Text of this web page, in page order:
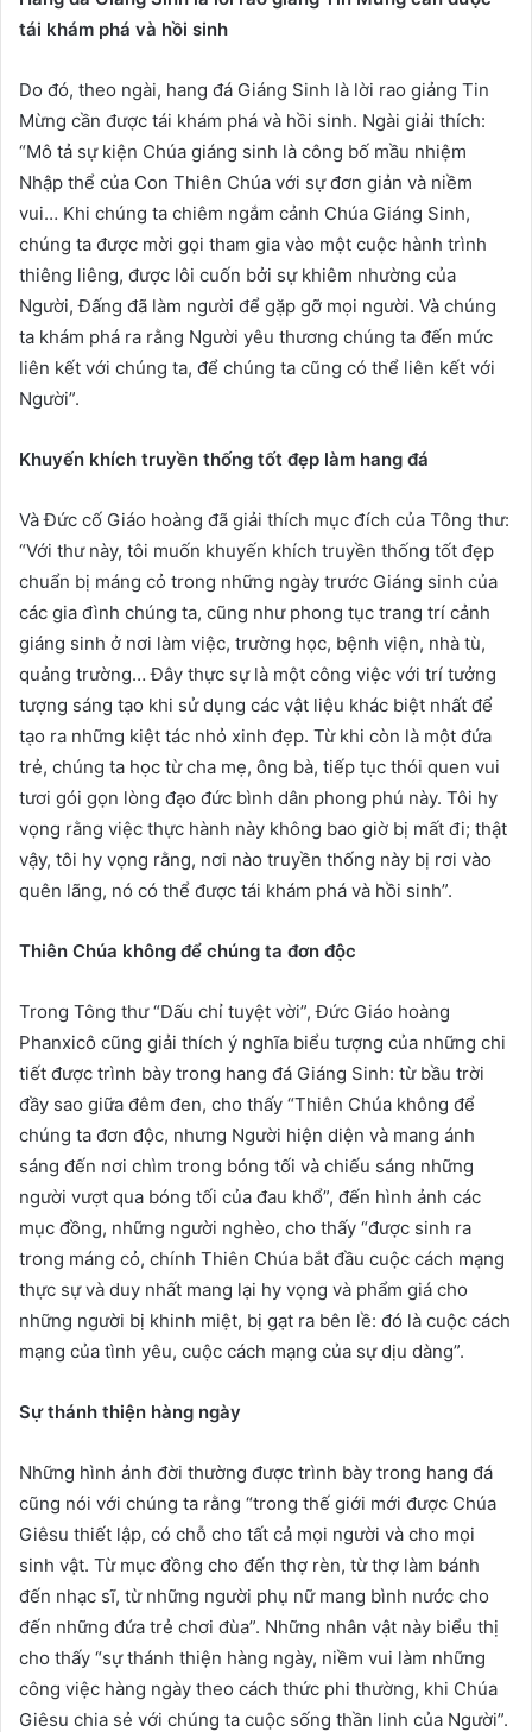
tái khám phá và hồi sinh
Do đó, theo ngài, hang đá Giáng Sinh là lời rao giảng Tin
Mừng cần được tái khám phá và hồi sinh. Ngài giải thích:
“Mô tả sự kiện Chúa giáng sinh là công bố mầu nhiệm
Nhập thể của Con Thiên Chúa với sự đơn giản và niềm
vui… Khi chúng ta chiêm ngắm cảnh Chúa Giáng Sinh,
chúng ta được mời gọi tham gia vào một cuộc hành trình
thiêng liêng, được lôi cuốn bởi sự khiêm nhường của
Người, Đấng đã làm người để gặp gỡ mọi người. Và chúng
ta khám phá ra rằng Người yêu thương chúng ta đến mức
liên kết với chúng ta, để chúng ta cũng có thể liên kết với
Người”.
Khuyến khích truyền thống tốt đẹp làm hang đá
Và Đức cố Giáo hoàng đã giải thích mục đích của Tông thư:
“Với thư này, tôi muốn khuyến khích truyền thống tốt đẹp
chuẩn bị máng cỏ trong những ngày trước Giáng sinh của
các gia đình chúng ta, cũng như phong tục trang trí cảnh
giáng sinh ở nơi làm việc, trường học, bệnh viện, nhà tù,
quảng trường… Đây thực sự là một công việc với trí tưởng
tượng sáng tạo khi sử dụng các vật liệu khác biệt nhất để
tạo ra những kiệt tác nhỏ xinh đẹp. Từ khi còn là một đứa
trẻ, chúng ta học từ cha mẹ, ông bà, tiếp tục thói quen vui
tươi gói gọn lòng đạo đức bình dân phong phú này. Tôi hy
vọng rằng việc thực hành này không bao giờ bị mất đi; thật
vậy, tôi hy vọng rằng, nơi nào truyền thống này bị rơi vào
quên lãng, nó có thể được tái khám phá và hồi sinh”.
Thiên Chúa không để chúng ta đơn độc
Trong Tông thư “Dấu chỉ tuyệt vời”, Đức Giáo hoàng
Phanxicô cũng giải thích ý nghĩa biểu tượng của những chi
tiết được trình bày trong hang đá Giáng Sinh: từ bầu trời
đầy sao giữa đêm đen, cho thấy “Thiên Chúa không để
chúng ta đơn độc, nhưng Người hiện diện và mang ánh
sáng đến nơi chìm trong bóng tối và chiếu sáng những
người vượt qua bóng tối của đau khổ”, đến hình ảnh các
mục đồng, những người nghèo, cho thấy “được sinh ra
trong máng cỏ, chính Thiên Chúa bắt đầu cuộc cách mạng
thực sự và duy nhất mang lại hy vọng và phẩm giá cho
những người bị khinh miệt, bị gạt ra bên lề: đó là cuộc cách
mạng của tình yêu, cuộc cách mạng của sự dịu dàng”.
Sự thánh thiện hàng ngày
Những hình ảnh đời thường được trình bày trong hang đá
cũng nói với chúng ta rằng “trong thế giới mới được Chúa
Giêsu thiết lập, có chỗ cho tất cả mọi người và cho mọi
sinh vật. Từ mục đồng cho đến thợ rèn, từ thợ làm bánh
đến nhạc sĩ, từ những người phụ nữ mang bình nước cho
đến những đứa trẻ chơi đùa”. Những nhân vật này biểu thị
cho thấy “sự thánh thiện hàng ngày, niềm vui làm những
công việc hàng ngày theo cách thức phi thường, khi Chúa
Giêsu chia sẻ với chúng ta cuộc sống thần linh của Người”.